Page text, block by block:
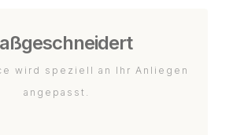
wird speziell an Ihr Anliegen
angepasst.